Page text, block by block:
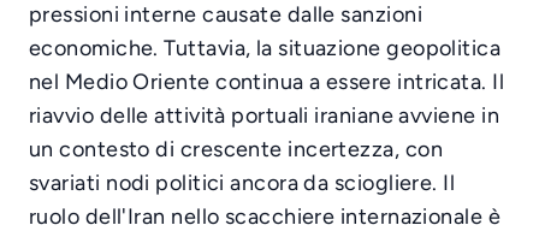
pressioni interne causate dalle sanzioni
economiche. Tuttavia, la situazione geopolitica
nel Medio Oriente continua a essere intricata. Il
riavvio delle attività portuali iraniane avviene in
un contesto di crescente incertezza, con
svariati nodi politici ancora da sciogliere. Il
ruolo dell'Iran nello scacchiere internazionale è